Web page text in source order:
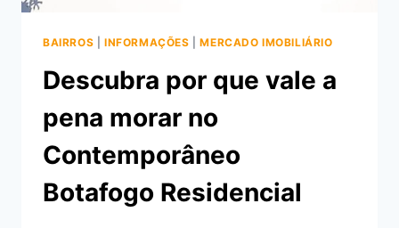
BAIRROS INFORMAÇÕES |MERCADO IMOBILIÁRIO
Descubra por que vale a
pena morar no
Contemporâneo
Botafogo Residencial